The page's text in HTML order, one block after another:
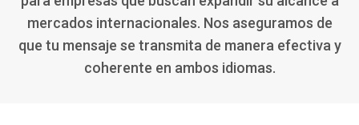
mercados internacionales. Nos aseguramos de
que tu mensaje se transmita de manera efectiva y
coherente en ambos idiomas.